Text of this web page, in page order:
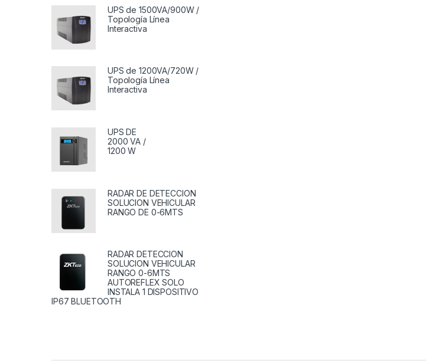
UPS de 1500VA/900W /
Topología Línea
Interactiva
UPS de 1200VA/720W /
Topología Línea
Interactiva
UPS DE
2000 VA /
1200 W
RADAR DE DETECCION
SOLUCION VEHICULAR
RANGO DE 0-6MTS
RADAR DETECCION
SOLUCION VEHICULAR
RANGO 0-6MTS
AUTOREFLEX SOLO
INSTALA 1 DISPOSITIVO
IP67 BLUETOOTH